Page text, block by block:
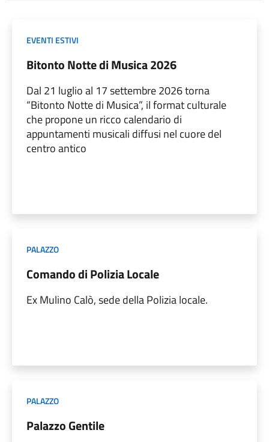
EVENTI ESTIVI
Bitonto Notte di Musica 2026
Dal 21 luglio al 17 settembre 2026 torna
“Bitonto Notte di Musica”, il format culturale
che propone un ricco calendario di
appuntamenti musicali diffusi nel cuore del
centro antico
PALAZZO
Comando di Polizia Locale
Ex Mulino Calò, sede della Polizia locale.
PALAZZO
Palazzo Gentile